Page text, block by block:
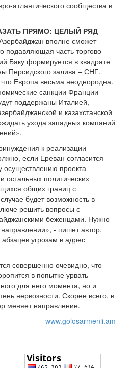
атлантического сообщества в
ПРЯМО: ЦЕЛЫЙ РЯД
вполне сможет
подавляющая часть торгово-
Баку формируется в квадрате
Персидского залива – СНГ.
Европа весьма неоднородна.
санкции Франции
поддержаны Италией,
и казахстанской
ухода западных компаний
к реализации
если Ереван согласится
осуществлению проекта
остальных политических
общих границ с
будет возможность в
решить вопросы с
беженцами. Нужно
направлении», - пишет автор,
угрозам в адрес
совершенно очевидно, что
в попытке урвать
для него момента, но и
нервозности. Скорее всего, в
меняет направление.
www.golosarmenii.am